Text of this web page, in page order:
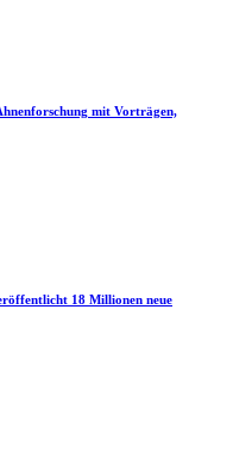
mit Vorträgen,
18 Millionen neue